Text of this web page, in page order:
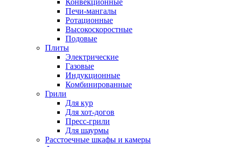
Печи-мангалы
Ротационные
Высокоскоростные
Подовые
Плиты
Электрические
Газовые
Индукционные
Комбинированные
Грили
Для кур
Для хот-догов
Пресс-грили
Для шаурмы
Расстоечные шкафы и камеры